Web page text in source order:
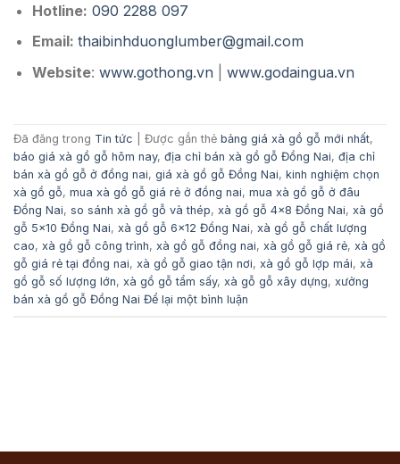
Hotline: 090 2288 097
Email: thaibinhduonglumber@gmail.com
Website: www.gothong.vn www.godaingua.vn
Đã đăng trong Tin tức Được gắn thẻ bảng giá xà gồ gỗ mới nhất,
báo giá xà gồ gỗ hôm nay, địa chỉ bán xà gồ gỗ Đồng Nai, địa chỉ
bán xà gồ gỗ ở đồng nai, giá xà gồ gỗ Đồng Nai, kinh nghiệm chọn
xà gồ gỗ, mua xà gồ gỗ giá rẻ ở đồng nai, mua xà gồ gỗ ở đâu
Đồng Nai, so sánh xà gồ gỗ và thép, xà gồ gỗ 4x8 Đồng Nai, xà gồ
gỗ 5x10 Đồng Nai, xà gồ gỗ 6x12 Đồng Nai, xà gồ gỗ chất lượng
cao, xà gồ gỗ công trình, xà gồ gỗ đồng nai, xà gồ gỗ giá rẻ, xà gồ
gỗ giá rẻ tại đồng nai, xà gồ gỗ giao tận nơi, xà gồ gỗ lợp mái, xà
gồ gỗ số lượng lớn, xà gồ gỗ tẩm sấy, xà gỗ gỗ xây dựng, xưởng
bán xà gồ gỗ Đồng Nai Để lại một bình luận